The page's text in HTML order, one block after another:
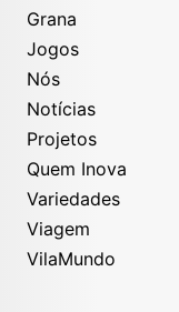
Grana
Jogos
Nós
Notícias
Projetos
Quem Inova
Variedades
Viagem
VilaMundo